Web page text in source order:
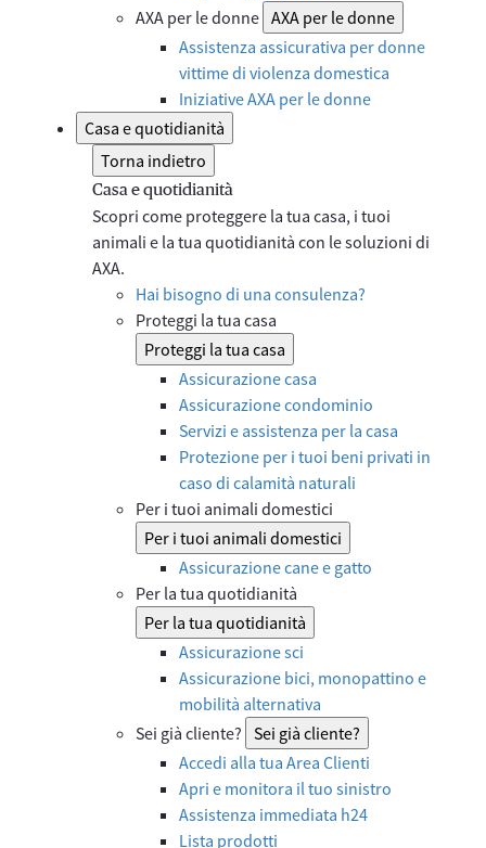
AXA per le donne AXA per le donne
Assistenza assicurativa per donne
vittime di violenza domestica
Iniziative AXA per le donne
Casa e quotidianità
Torna indietro
Casa e quotidianità
Scopri come proteggere la tua casa, i tuoi
animali e la tua quotidianità con le soluzioni di
AXA.
Hai bisogno di una consulenza?
Proteggi la tua casa
Proteggi la tua casa
Assicurazione casa
Assicurazione condominio
Servizi e assistenza per la casa
Protezione per i tuoi beni privati in
caso di calamità naturali
Per i tuoi animali domestici
Per i tuoi animali domestici
Assicurazione cane e gatto
Per la tua quotidianità
Per la tua quotidianità
Assicurazione sci
Assicurazione bici, monopattino e
mobilità alternativa
Sei già cliente? Sei già cliente?
Accedi alla tua Area Clienti
Apri e monitora il tuo sinistro
Assistenza immediata h24
Lista prodotti